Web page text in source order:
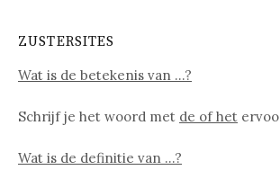
ZUSTERSITES
Wat is de betekenis van …?
Schrijf je het woord met de of het
Wat is de definitie van …?